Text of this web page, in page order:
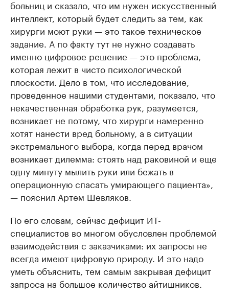
больниц и сказало, что им нужен искусственный
интеллект, который будет следить за тем, как
хирурги моют руки — это такое техническое
задание. А по факту тут не нужно создавать
именно цифровое решение — это проблема,
которая лежит в чисто психологической
плоскости. Дело в том, что исследование,
проведенное нашими студентами, показало, что
некачественная обработка рук, разумеется,
возникает не потому, что хирурги намеренно
хотят нанести вред больному, а в ситуации
экстремального выбора, когда перед врачом
возникает дилемма: стоять над раковиной и еще
одну минуту мылить руки или бежать в
операционную спасать умирающего пациента»,
— пояснил Артем Шевляков.
По его словам, сейчас дефицит ИТ-
специалистов во многом обусловлен проблемой
взаимодействия с заказчиками: их запросы не
всегда имеют цифровую природу. И это надо
уметь объяснить, тем самым закрывая дефицит
запроса на большое количество айтишников.